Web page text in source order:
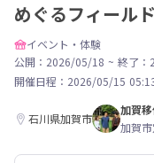
めぐるフィールド
イベント・体験
公開：2026/05/18 ~ 終了
開催日程： 2026/05/15
石川県加賀市
加賀
加賀